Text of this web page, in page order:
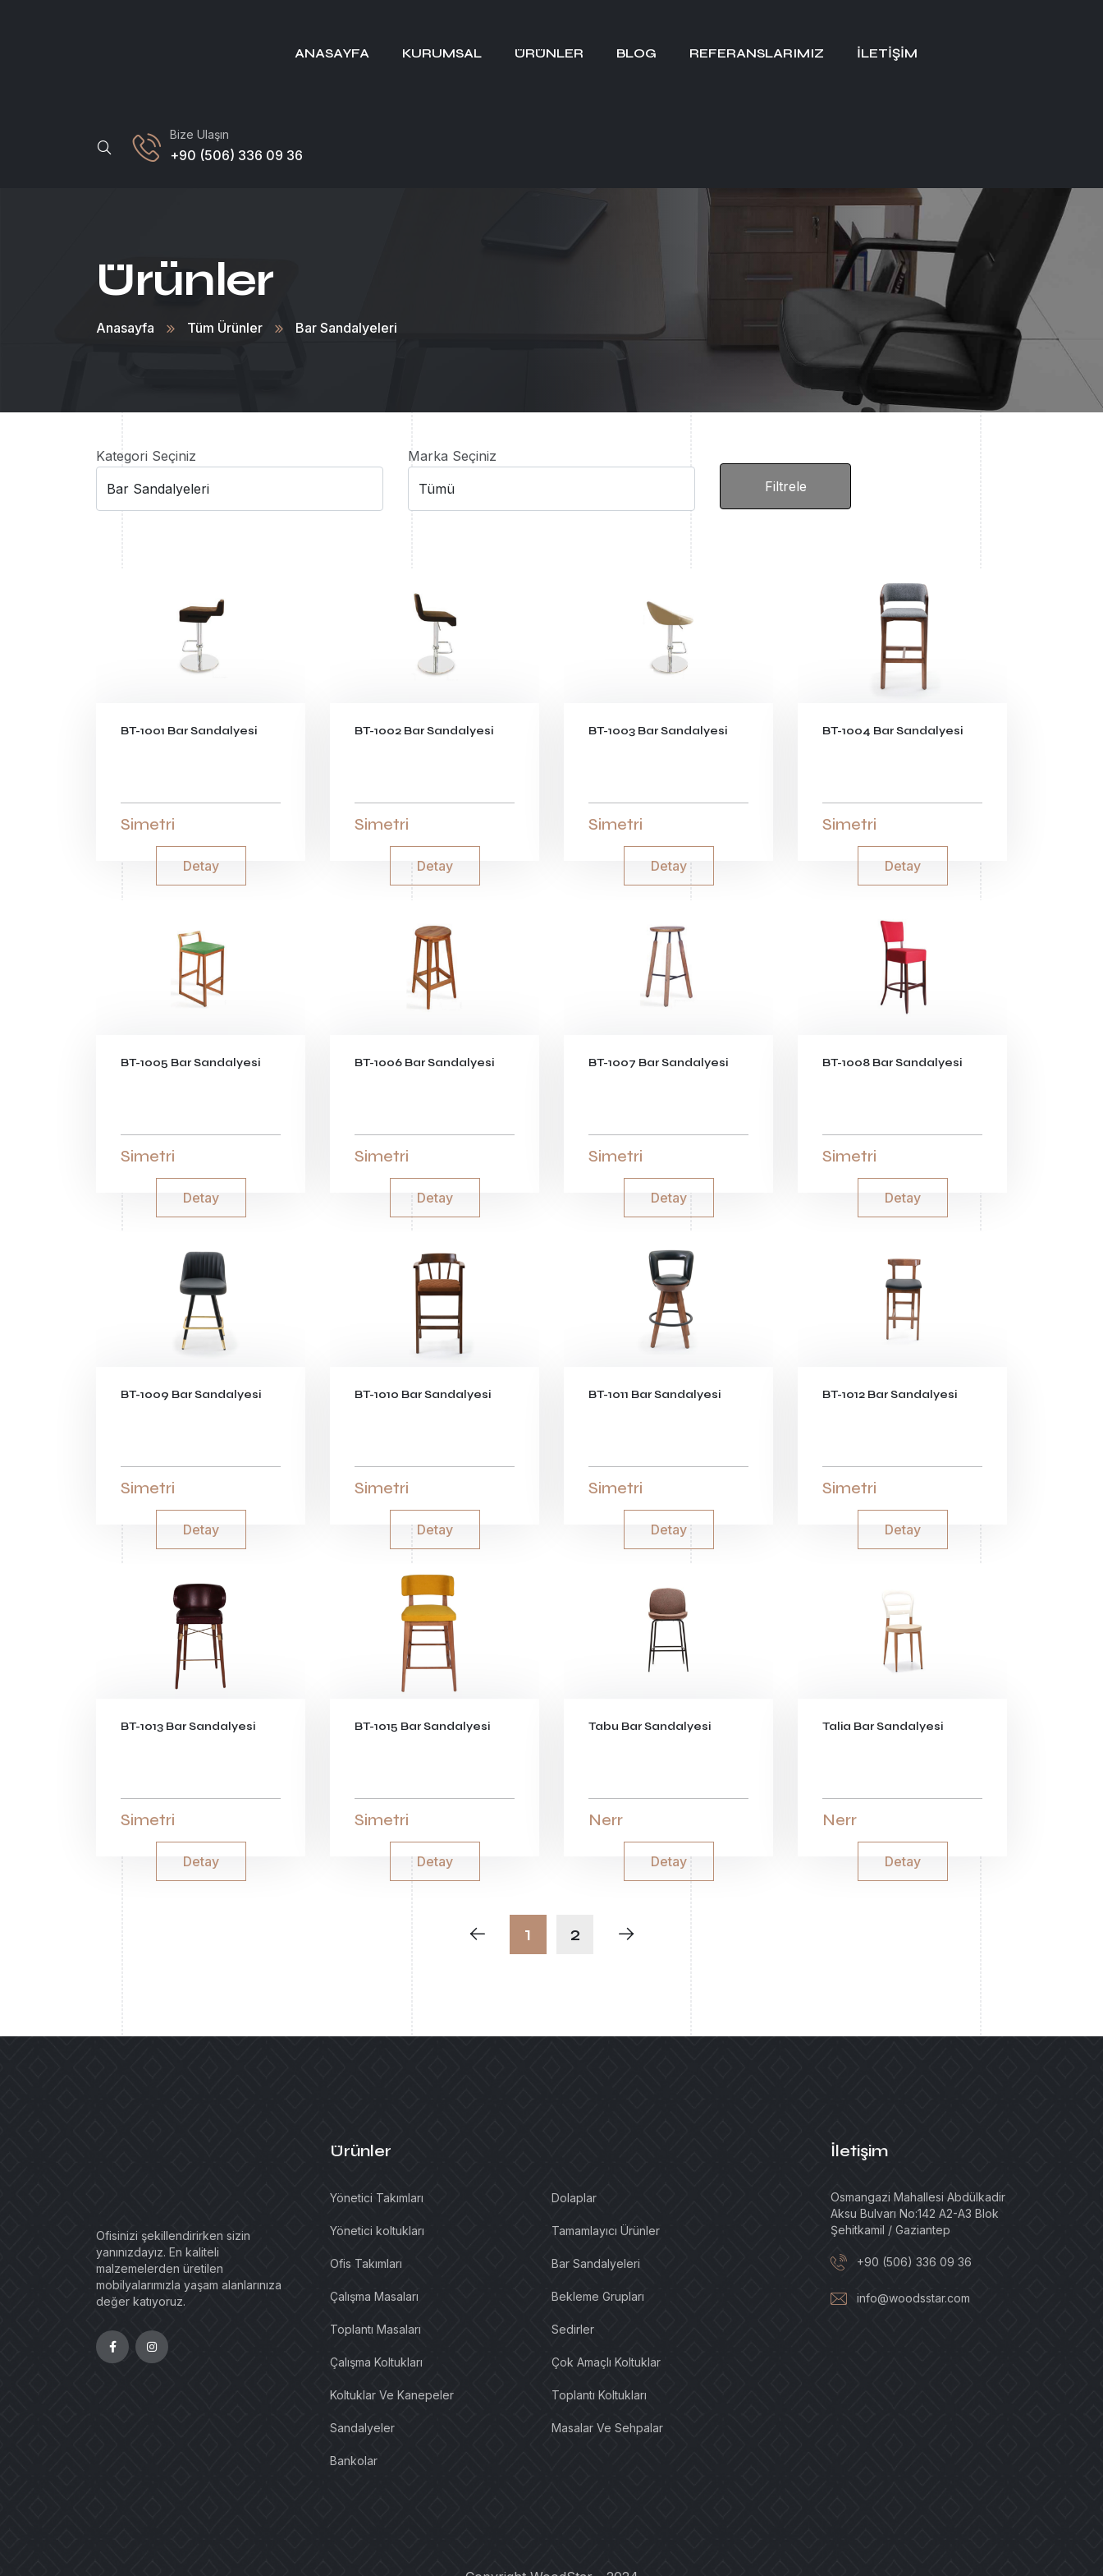
ANASAYFA KURUMSAL ÜRÜNLER BLOG REFERANSLARIMIZ İLETIŞIM
Bize Ulaşın
+90 (506) 336 09 36
Ürünler
Anasayfa Tüm Ürünler Bar Sandalyeleri
Kategori Seçiniz Marka Seçiniz
BT-1001 Bar Sandalyesi
Simetri
Detay
BT-1002 Bar Sandalyesi
Simetri
Detay
BT-1003 Bar Sandalyesi
Simetri
Detay
BT-1004 Bar Sandalyesi
Simetri
Detay
BT-1005 Bar Sandalyesi
Simetri
Detay
BT-1006 Bar Sandalyesi
Simetri
Detay
BT-1007 Bar Sandalyesi
Simetri
Detay
BT-1008 Bar Sandalyesi
Simetri
Detay
BT-1009 Bar Sandalyesi
Simetri
Detay
BT-1010 Bar Sandalyesi
Simetri
Detay
BT-1011 Bar Sandalyesi
Simetri
Detay
BT-1012 Bar Sandalyesi
Simetri
Detay
BT-1013 Bar Sandalyesi
Simetri
Detay
BT-1015 Bar Sandalyesi
Simetri
Detay
Tabu Bar Sandalyesi
Nerr
Detay
Talia Bar Sandalyesi
Nerr
Detay
1 2
Ofisinizi şekillendirirken sizin
yanınızdayız. En kaliteli
malzemelerden üretilen
mobilyalarımızla yaşam alanlarınıza
değer katıyoruz.
Ürünler
Yönetici Takımları
Yönetici koltukları
Ofis Takımları
Çalışma Masaları
Toplantı Masaları
Çalışma Koltukları
Koltuklar Ve Kanepeler
Sandalyeler
Bankolar
Dolaplar
Tamamlayıcı Ürünler
Bar Sandalyeleri
Bekleme Grupları
Sedirler
Çok Amaçlı Koltuklar
Toplantı Koltukları
Masalar Ve Sehpalar
İletişim
Osmangazi Mahallesi Abdülkadir
Aksu Bulvarı No:142 A2-A3 Blok
Şehitkamil / Gaziantep
+90 (506) 336 09 36
info@woodsstar.com